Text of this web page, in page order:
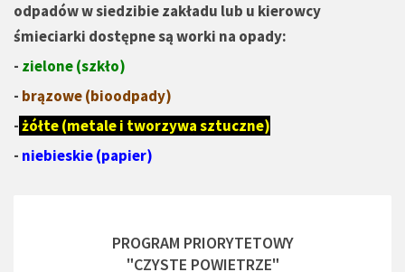
odpadów w siedzibie zakładu lub u kierowcy
śmieciarki dostępne są worki na opady:
- zielone (szkło)
- brązowe (bioodpady)
-żółte (metale i tworzywa sztuczne)
- niebieskie (papier)
PROGRAM PRIORYTETOWY
"CZYSTE POWIETRZE"